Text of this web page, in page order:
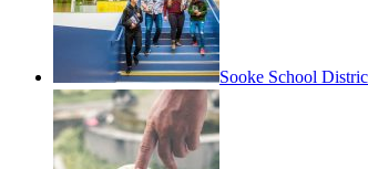
Sooke School